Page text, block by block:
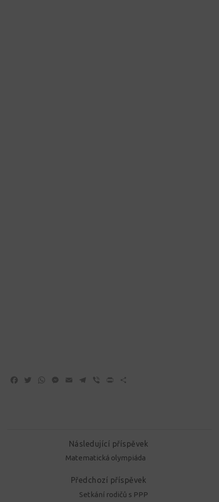
Facebook
TwitterWhatsApp
Messenger
Email Telegram
Viber Print
Následující příspěvek
Matematická olympiáda
Předchozí příspěvek
Setkání rodičů s PPP